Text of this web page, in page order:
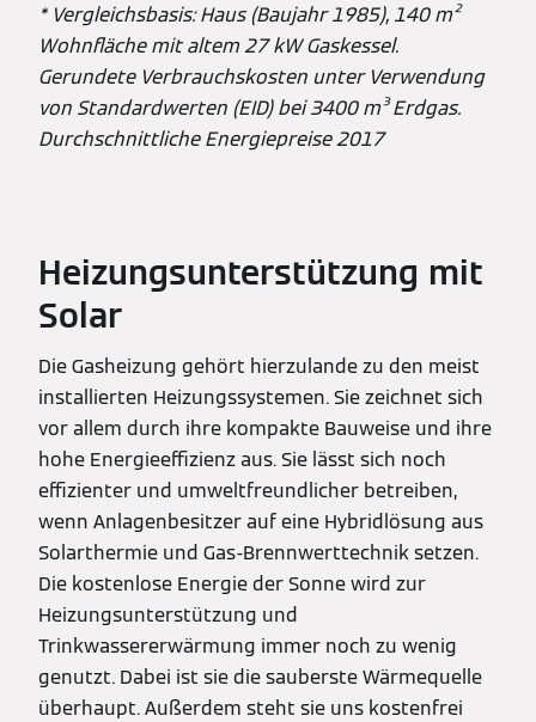
* Vergleichsbasis: Haus (Baujahr 1985), 140 m²
Wohnfläche mit altem 27 kW Gaskessel.
Gerundete Verbrauchskosten unter Verwendung
von Standardwerten (EID) bei 3400 m³ Erdgas.
Durchschnittliche Energiepreise 2017
Heizungsunterstützung mit
Solar
Die Gasheizung gehört hierzulande zu den meist
installierten Heizungssystemen. Sie zeichnet sich
vor allem durch ihre kompakte Bauweise und ihre
hohe Energieeffizienz aus. Sie lässt sich noch
effizienter und umweltfreundlicher betreiben,
wenn Anlagenbesitzer auf eine Hybridlösung aus
Solarthermie und Gas-Brennwerttechnik setzen.
Die kostenlose Energie der Sonne wird zur
Heizungsunterstützung und
Trinkwassererwärmung immer noch zu wenig
genutzt. Dabei ist sie die sauberste Wärmequelle
überhaupt. Außerdem steht sie uns kostenfrei